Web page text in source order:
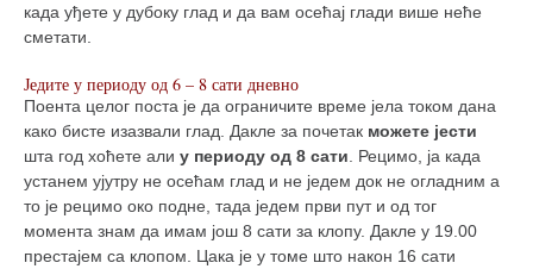
када уђете у дубоку глад и да вам осећај глади више неће
сметати.
Једите у периоду од 6 – 8 сати дневно
Поента целог поста је да ограничите време јела током дана
како бисте изазвали глад. Дакле за почетак можете јести
шта год хоћете али у периоду од 8 сати . Рецимо, ја када
устанем ујутру не осећам глад и не једем док не огладним а
то је рецимо око подне, тада једем први пут и од тог
момента знам да имам још 8 сати за клопу. Дакле у 19.00
престајем са клопом. Цака је у томе што након 16 сати